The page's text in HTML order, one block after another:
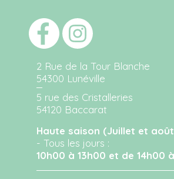
2 Rue de la Tour Blanche
54300 Lunéville
5 rue des Cristalleries
54120 Baccarat
Haute saison (Juillet et
- Tous les jours :
10h00 à 13h00 et de 14h00